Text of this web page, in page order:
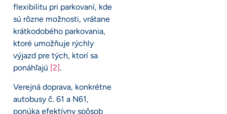
flexibilitu pri parkovaní, kde
sú rôzne možnosti, vrátane
krátkodobého parkovania,
ktoré umožňuje rýchly
výjazd pre tých, ktorí sa
ponáhľajú [2].
Verejná doprava, konkrétne
autobusy č. 61 a N61,
ponúka efektívny spôsob